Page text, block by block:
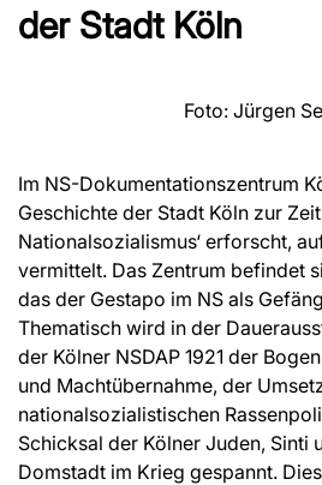
der Stadt Köln
Foto: Jürgen
Im NS-Dokumentationszentrum
Geschichte der Stadt Köln zur
Nationalsozialismus‘ erforscht,
vermittelt. Das Zentrum befindet
das der Gestapo im NS als
Thematisch wird in der
der Kölner NSDAP 1921 der
und Machtübernahme, der
nationalsozialistischen
Schicksal der Kölner Juden, Sinti
Domstadt im Krieg gespannt.